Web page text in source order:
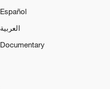
Español
العربية
Documentary